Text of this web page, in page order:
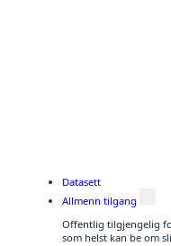
Datasett
Allmenn tilgang
Offentlig tilgjengelig
som helst kan be om